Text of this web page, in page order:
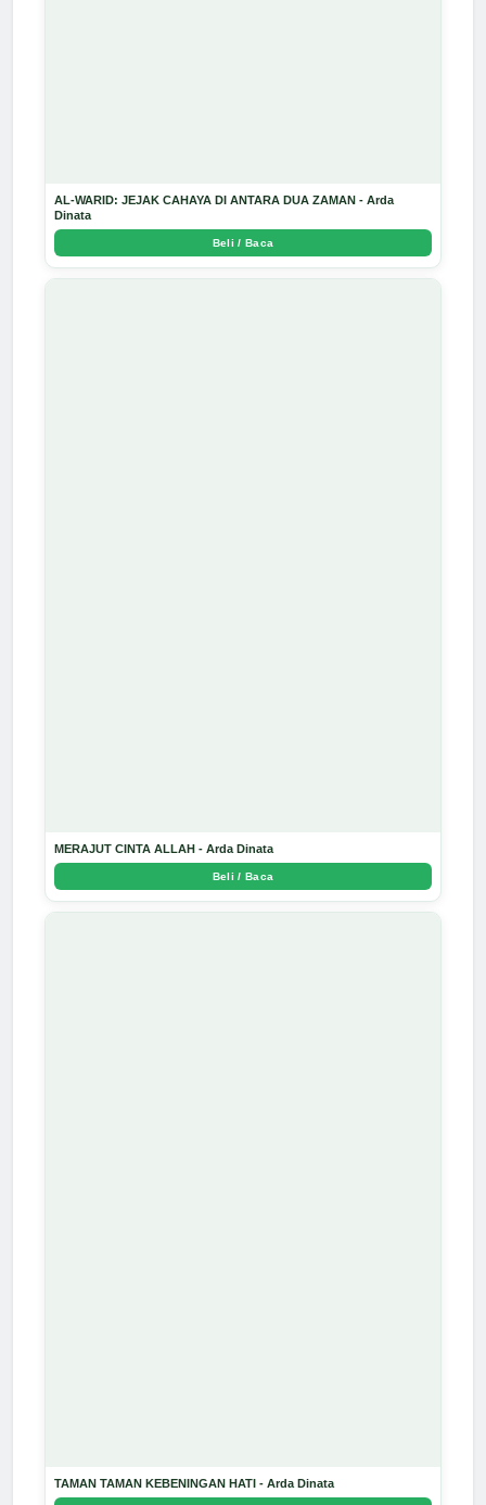
AL-WARID: JEJAK CAHAYA DI ANTARA DUA ZAMAN - Arda
Dinata
Beli / Baca
MERAJUT CINTA ALLAH - Arda Dinata
Beli / Baca
TAMAN TAMAN KEBENINGAN HATI - Arda Dinata